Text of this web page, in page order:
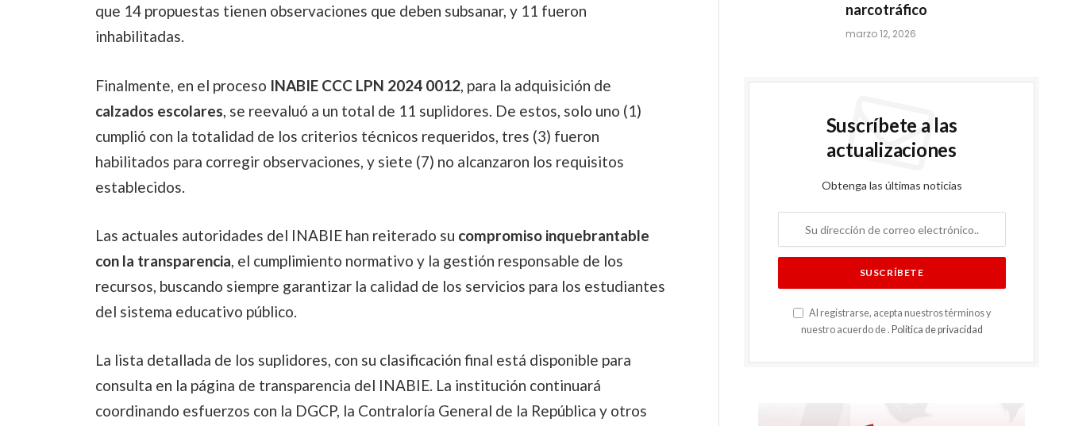
que 14 propuestas tienen observaciones que deben subsanar, y 11 fueron
inhabilitadas.
Finalmente, en el proceso INABIE CCC LPN 2024 0012, para la adquisición de
calzados escolares, se reevaluó a un total de 11 suplidores. De estos, solo uno (1)
cumplió con la totalidad de los criterios técnicos requeridos, tres (3) fueron
habilitados para corregir observaciones, y siete (7) no alcanzaron los requisitos
establecidos.
Las actuales autoridades del INABIE han reiterado su compromiso inquebrantable
con la transparencia, el cumplimiento normativo y la gestión responsable de los
recursos, buscando siempre garantizar la calidad de los servicios para los estudiantes
del sistema educativo público.
La lista detallada de los suplidores, con su clasificación final está disponible para
consulta en la página de transparencia del INABIE. La institución continuará
coordinando esfuerzos con la DGCP, la Contraloría General de la República y otros
narcotráfico
marzo 12, 2026
Suscríbete a las
actualizaciones
Obtenga las últimas noticias
Al registrarse, acepta nuestros términos y
nuestro acuerdo de . Política de privacidad